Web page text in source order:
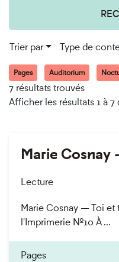
Trier par Type de
Pages Auditorium
7 résultats trouvés
Afficher les résultats 1 à 7
Marie Cosnay
Lecture
Marie Cosnay — Toi et
l'Imprimerie n°10 À ...
Pages